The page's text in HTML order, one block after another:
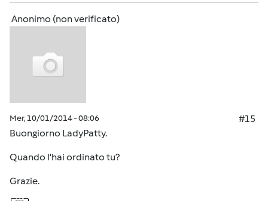
Anonimo (non verificato)
Mer, 10/01/2014 - 08:06
#15
Buongiorno LadyPatty.
Quando l'hai ordinato tu?
Grazie.